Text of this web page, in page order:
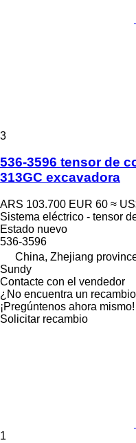
3
536-3596 tensor de
313GC excavadora
ARS 103.700 EUR 60 ≈
Sistema eléctrico - tensor
Estado nuevo
536-3596
China, Zhejiang
Sundy
Contacte con el vendedor
¿No encuentra un
¡Pregúntenos ahora mismo!
Solicitar recambio
1